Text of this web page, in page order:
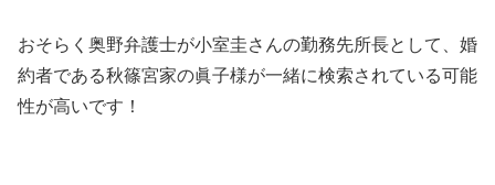
おそらく奥野弁護士が小室圭さんの勤務先所長として、婚
約者である秋篠宮家の眞子様が一緒に検索されている可能
性が高いです！